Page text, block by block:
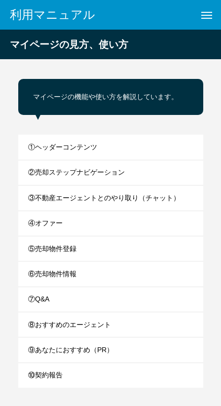
利用マニュアル
マイページの見方、使い方
マイページの機能や使い方を解説しています。
①ヘッダーコンテンツ
②売却ステップナビゲーション
③不動産エージェントとのやり取り（チャット）
④オファー
⑤売却物件登録
⑥売却物件情報
⑦Q&A
⑧おすすめのエージェント
⑨あなたにおすすめ（PR）
⑩契約報告